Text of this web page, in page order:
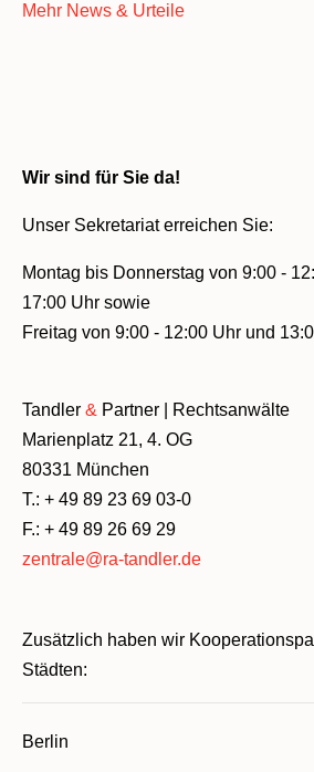
Mehr News & Urteile
Wir sind für Sie da!
Unser Sekretariat erreichen Sie:
Montag bis Donnerstag von 9:00 -
17:00 Uhr sowie
Freitag von 9:00 - 12:00 Uhr und
Tandler & Partner | Rechtsanwälte
Marienplatz 21, 4. OG
80331 München
T.: + 49 89 23 69 03-0
F.: + 49 89 26 69 29
zentrale@ra-tandler.de
Zusätzlich haben wir
Städten:
Berlin